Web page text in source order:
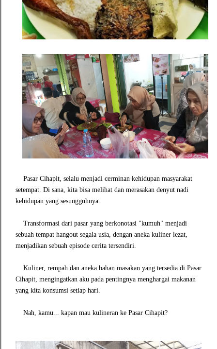
Pasar Cihapit, selalu menjadi cerminan kehidupan masyarakat
setempat. Di sana, kita bisa melihat dan merasakan denyut nadi
kehidupan yang sesungguhnya.
Transformasi dari pasar yang berkonotasi "kumuh" menjadi
sebuah tempat hangout segala usia, dengan aneka kuliner lezat,
menjadikan sebuah episode cerita tersendiri.
Kuliner, rempah dan aneka bahan masakan yang tersedia di Pasar
Cihapit, mengingatkan aku pada pentingnya menghargai makanan
yang kita konsumsi setiap hari.
Nah, kamu... kapan mau kulineran ke Pasar Cihapit?